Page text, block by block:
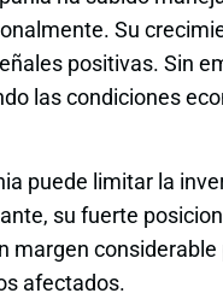
Su
positivas. Sin
las condiciones
puede limitar la
su fuerte
margen
afectados.